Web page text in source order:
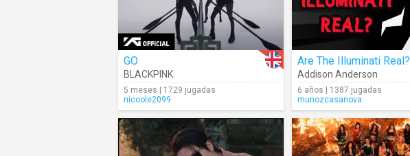
GO
BLACKPINK
5 meses | 1729 jugadas
nicoole2099
Are The Illuminati Real?
Addison Anderson
6 años | 1387 jugadas
munozcasanova